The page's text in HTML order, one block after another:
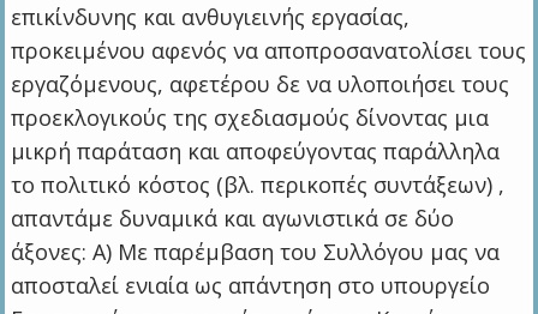
επικίνδυνης και ανθυγιεινής εργασίας,
προκειμένου αφενός να αποπροσανατολίσει τους
εργαζόμενους, αφετέρου δε να υλοποιήσει τους
προεκλογικούς της σχεδιασμούς δίνοντας μια
μικρή παράταση και αποφεύγοντας παράλληλα
το πολιτικό κόστος (βλ. περικοπές συντάξεων) ,
απαντάμε δυναμικά και αγωνιστικά σε δύο
άξονες: Α) Με παρέμβαση του Συλλόγου μας να
αποσταλεί ενιαία ως απάντηση στο υπουργείο